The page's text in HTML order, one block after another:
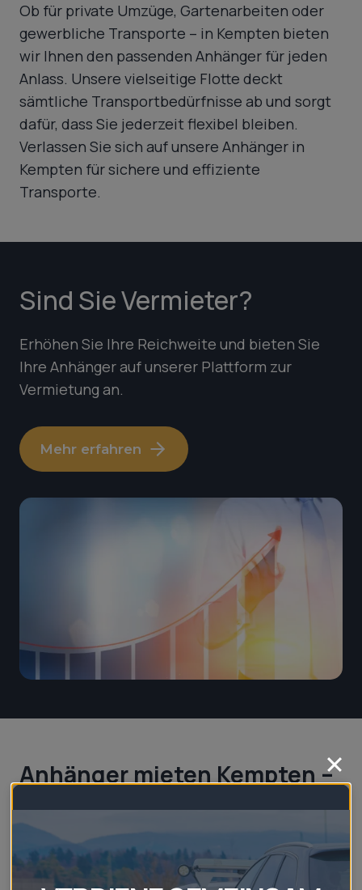
Ob für private Umzüge, Gartenarbeiten oder
gewerbliche Transporte – in Kempten bieten
wir Ihnen den passenden Anhänger für jeden
Anlass. Unsere vielseitige Flotte deckt
sämtliche Transportbedürfnisse ab und sorgt
dafür, dass Sie jederzeit flexibel bleiben.
Verlassen Sie sich auf unsere Anhänger in
Kempten für sichere und effiziente
Transporte.
Sind Sie Vermieter?
Erhöhen Sie Ihre Reichweite und bieten Sie
Ihre Anhänger auf unserer Plattform zur
Vermietung an.
Mehr erfahren
Anhänger mieten Kempten –
Ihre zuverlässige Lösung für
jeden Transport
Benötigen Sie einen Anhänger in Kempten? Ob